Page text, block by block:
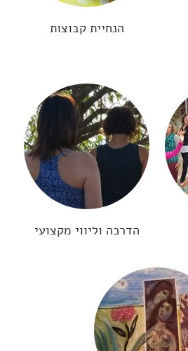
הנחיית קבוצות
הדרכה וליווי מקצועי